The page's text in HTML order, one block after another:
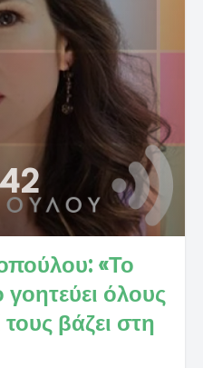
«Το
όλους
τους βάζει στη